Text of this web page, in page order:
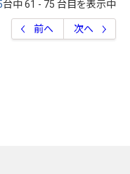
台中 61 - 75 台目を表示中
前へ 次へ